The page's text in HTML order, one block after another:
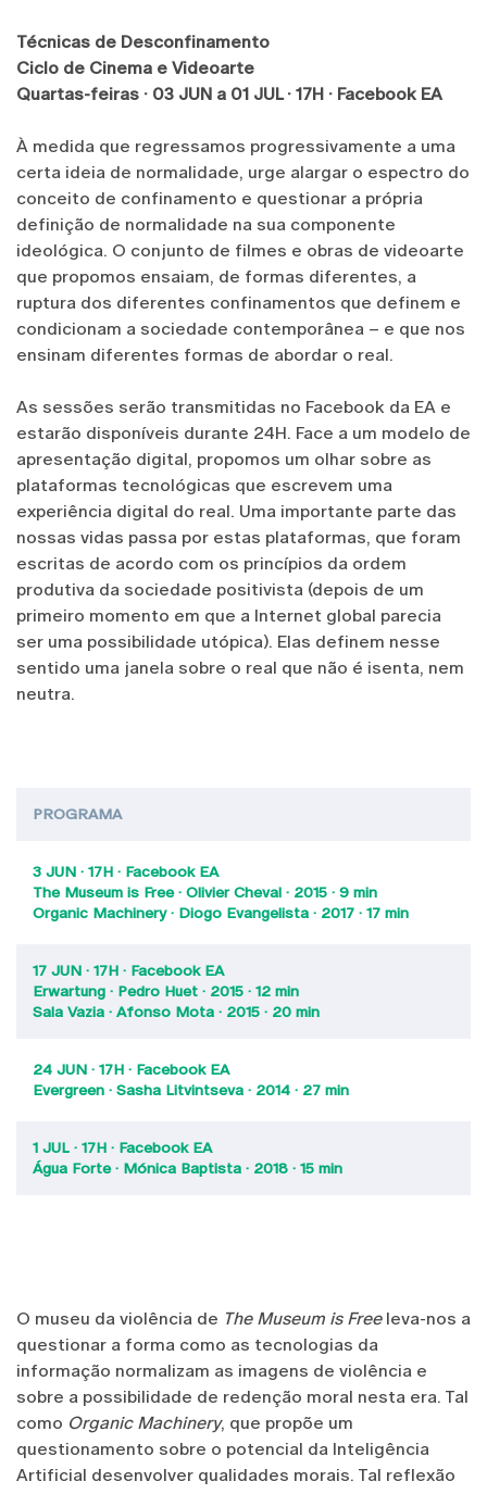
Técnicas de Desconfinamento
Ciclo de Cinema e Videoarte
Quartas-feiras · 03 JUN a 01 JUL· 17H · Facebook EA
À medida que regressamos progressivamente a uma
certa ideia de normalidade, urge alargar o espectro do
conceito de confinamento e questionar a própria
definição de normalidade na sua componente
ideológica. O conjunto de filmes e obras de videoarte
que propomos ensaiam, de formas diferentes, a
ruptura dos diferentes confinamentos que definem e
condicionam a sociedade contemporânea – e que nos
ensinam diferentes formas de abordar o real.
As sessões serão transmitidas no Facebook da EA e
estarão disponíveis durante 24H. Face a um modelo de
apresentação digital, propomos um olhar sobre as
plataformas tecnológicas que escrevem uma
experiência digital do real. Uma importante parte das
nossas vidas passa por estas plataformas, que foram
escritas de acordo com os princípios da ordem
produtiva da sociedade positivista (depois de um
primeiro momento em que a Internet global parecia
ser uma possibilidade utópica). Elas definem nesse
sentido uma janela sobre o real que não é isenta, nem
neutra.
PROGRAMA
3 JUN · 17H · Facebook EA
The Museum is Free · Olivier Cheval · 2015 · 9 min
Organic Machinery · Diogo Evangelista · 2017 · 17 min
17 JUN · 17H · Facebook EA
Erwartung · Pedro Huet · 2015 · 12 min
Sala Vazia · Afonso Mota · 2015 · 20 min
24 JUN · 17H · Facebook EA
Evergreen · Sasha Litvintseva · 2014 · 27 min
1 JUL · 17H · Facebook EA
Água Forte · Mónica Baptista · 2018 · 15 min
O museu da violência de The Museum is Freeleva-nos a
questionar a forma como as tecnologias da
informação normalizam as imagens de violência e
sobre a possibilidade de redenção moral nesta era. Tal
como Organic Machinery, que propõe um
questionamento sobre o potencial da Inteligência
Artificial desenvolver qualidades morais. Tal reflexão